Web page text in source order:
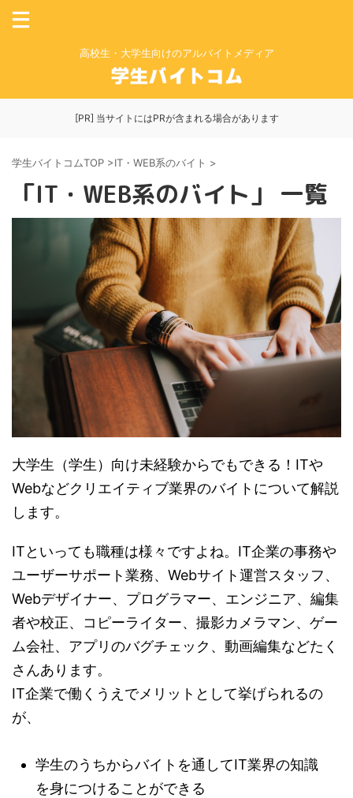
高校生・大学生向けのアルバイトメディア
[PR] 当サイトにはPRが含まれる場合があります
学生バイトコムTOP >IT・WEB系のバイト >
「IT・WEB系のバイト」 一覧
大学生（学生）向け未経験からでもできる！ITや
Webなどクリエイティブ業界のバイトについて解説
します。
ITといっても職種は様々ですよね。IT企業の事務や
ユーザーサポート業務、Webサイト運営スタッフ、
Webデザイナー、プログラマー、エンジニア、編集
者や校正、コピーライター、撮影カメラマン、ゲー
ム会社、アプリのバグチェック、動画編集などたく
さんあります。
IT企業で働くうえでメリットとして挙げられるの
が、
学生のうちからバイトを通してIT業界の知識
を身につけることができる